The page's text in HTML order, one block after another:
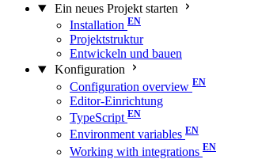
Ein neues Projekt starten
Installation
Projektstruktur
Entwickeln und bauen
Konfiguration
Configuration overview
Editor-Einrichtung
TypeScript
Environment variables
Working with integrations